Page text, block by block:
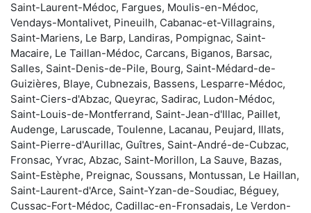
Saint-Laurent-Médoc, Fargues, Moulis-en-Médoc,
Vendays-Montalivet, Pineuilh, Cabanac-et-Villagrains,
Saint-Mariens, Le Barp, Landiras, Pompignac, Saint-
Macaire, Le Taillan-Médoc, Carcans, Biganos, Barsac,
Salles, Saint-Denis-de-Pile, Bourg, Saint-Médard-de-
Guizières, Blaye, Cubnezais, Bassens, Lesparre-Médoc,
Saint-Ciers-d'Abzac, Queyrac, Sadirac, Ludon-Médoc,
Saint-Louis-de-Montferrand, Saint-Jean-d'Illac, Paillet,
Audenge, Laruscade, Toulenne, Lacanau, Peujard, Illats,
Saint-Pierre-d'Aurillac, Guîtres, Saint-André-de-Cubzac,
Fronsac, Yvrac, Abzac, Saint-Morillon, La Sauve, Bazas,
Saint-Estèphe, Preignac, Soussans, Montussan, Le Haillan,
Saint-Laurent-d'Arce, Saint-Yzan-de-Soudiac, Béguey,
Cussac-Fort-Médoc, Cadillac-en-Fronsadais, Le Verdon-